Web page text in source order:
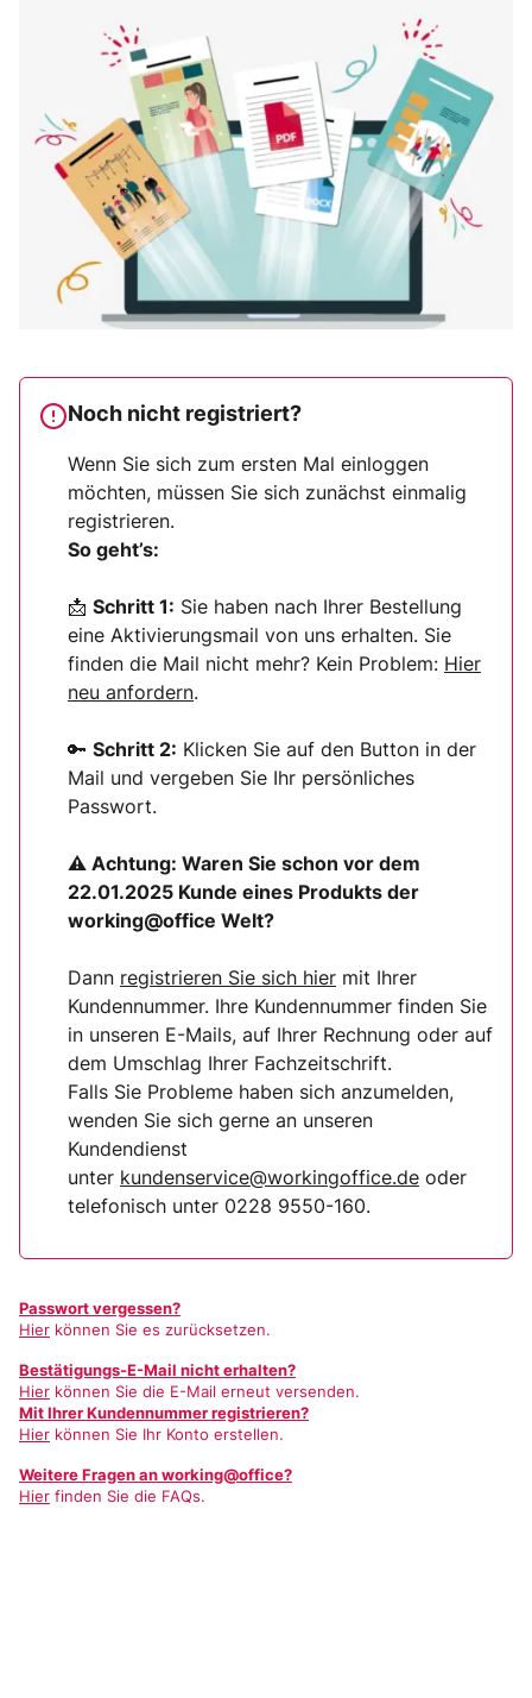
Noch nicht registriert?
Wenn Sie sich zum ersten Mal einloggen
möchten, müssen Sie sich zunächst einmalig
registrieren.
So geht’s:
📩 Schritt 1: Sie haben nach Ihrer Bestellung
eine Aktivierungsmail von uns erhalten. Sie
finden die Mail nicht mehr? Kein Problem: Hier
neu anfordern.
🔑 Schritt 2: Klicken Sie auf den Button in der
Mail und vergeben Sie Ihr persönliches
Passwort.
⚠ Achtung: Waren Sie schon vor dem
22.01.2025 Kunde eines Produkts der
working@office Welt?
Dann registrieren Sie sich hier mit Ihrer
Kundennummer. Ihre Kundennummer finden Sie
in unseren E-Mails, auf Ihrer Rechnung oder auf
dem Umschlag Ihrer Fachzeitschrift.
Falls Sie Probleme haben sich anzumelden,
wenden Sie sich gerne an unseren
Kundendienst
unter kundenservice@workingoffice.de oder
telefonisch unter 0228 9550-160.
Passwort vergessen?
Hier können Sie es zurücksetzen.
Bestätigungs-E-Mail nicht erhalten?
Hier können Sie die E-Mail erneut versenden.
Mit Ihrer Kundennummer registrieren?
Hier können Sie Ihr Konto erstellen.
Weitere Fragen an working@office?
Hier finden Sie die FAQs.